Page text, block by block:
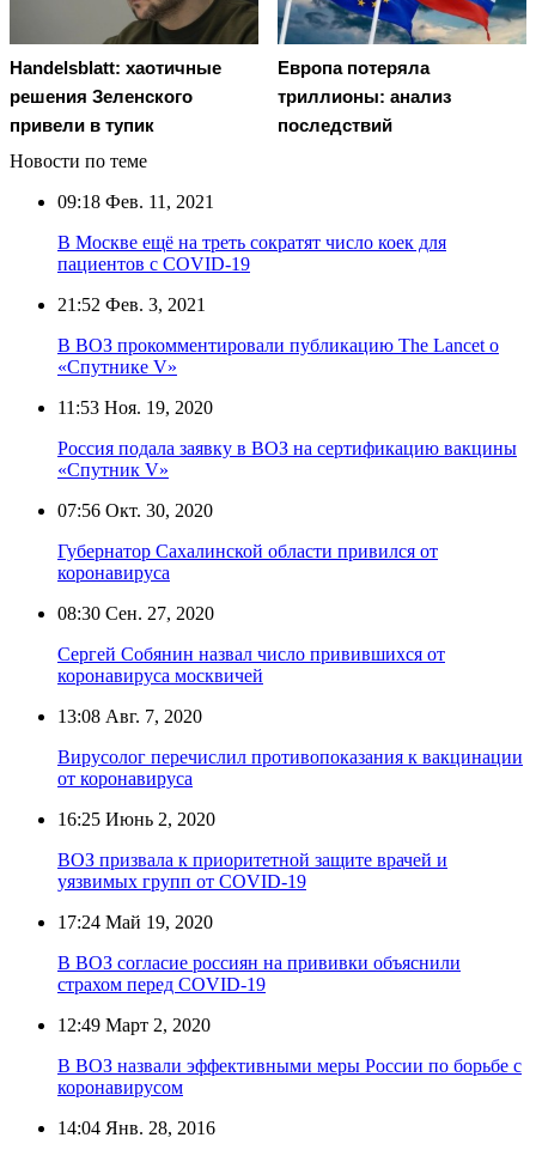
Handelsblatt: хаотичные
решения Зеленского
привели в тупик
Европа потеряла
триллионы: анализ
последствий
Новости по теме
09:18 Фев. 11, 2021
В Москве ещё на треть сократят число коек для
пациентов с COVID-19
21:52 Фев. 3, 2021
В ВОЗ прокомментировали публикацию The Lancet о
«Спутнике V»
11:53 Ноя. 19, 2020
Россия подала заявку в ВОЗ на сертификацию вакцины
«Спутник V»
07:56 Окт. 30, 2020
Губернатор Сахалинской области привился от
коронавируса
08:30 Сен. 27, 2020
Сергей Собянин назвал число привившихся от
коронавируса москвичей
13:08 Авг. 7, 2020
Вирусолог перечислил противопоказания к вакцинации
от коронавируса
16:25 Июнь 2, 2020
ВОЗ призвала к приоритетной защите врачей и
уязвимых групп от COVID-19
17:24 Май 19, 2020
В ВОЗ согласие россиян на прививки объяснили
страхом перед COVID-19
12:49 Март 2, 2020
В ВОЗ назвали эффективными меры России по борьбе с
коронавирусом
14:04 Янв. 28, 2016